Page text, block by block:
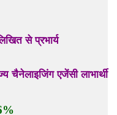
से प्रभार्य
एजेंसी लाभार्थी